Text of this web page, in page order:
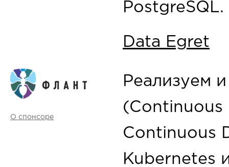
PostgreSQL.
Data Egret
О спонсоре
Реализуем
(Continuous
Continuous
Kubernetes